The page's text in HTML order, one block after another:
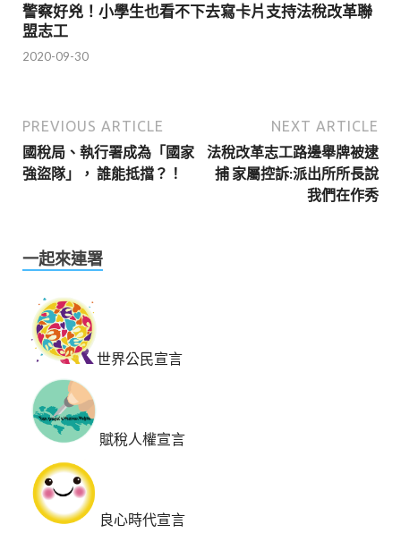
警察好兇！小學生也看不下去寫卡片支持法稅改革聯
盟志工
2020-09-30
PREVIOUS ARTICLE
國稅局、執行署成為「國家
強盜隊」， 誰能抵擋？！
NEXT ARTICLE
法稅改革志工路邊舉牌被逮
捕 家屬控訴:派出所所長說
我們在作秀
一起來連署
世界公民宣言
賦稅人權宣言
良心時代宣言